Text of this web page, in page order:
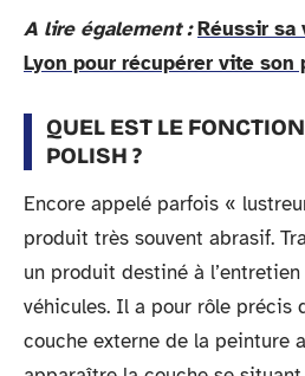
A lire également : Réussir sa
Lyon pour récupérer vite son
QUEL EST LE
POLISH ?
Encore appelé parfois «
produit très souvent abrasif.
un produit destiné à
véhicules. Il a pour rôle précis
couche externe de la peinture